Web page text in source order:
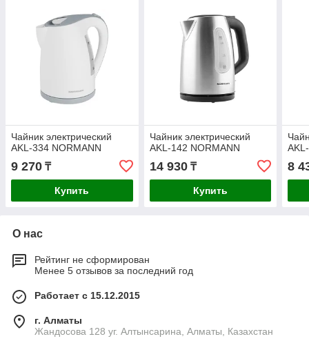
Чайник электрический
AKL-334 NORMANN
9 270 ₸
Купить
Чайник электрический
AKL-142 NORMANN
14 930₸
Купить
8
О нас
Рейтинг не сформирован
Менее 5 отзывов за последний год
Работает с 15.12.2015
г. Алматы
Жандосова 128 уг. Алтынсарина, Алматы, Казахстан